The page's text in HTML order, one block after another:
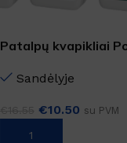
Patalpų kvapikliai
Sandėlyje
€10.50 su PVM
PASIRINKTI SAVYBES